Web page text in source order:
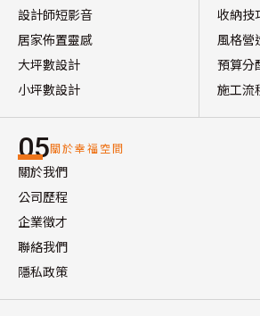
設計師短影音
居家佈置靈感
大坪數設計
小坪數設計
收納技
風格營
預算分
施工流
05關於幸福空間
關於我們
公司歷程
企業徵才
聯絡我們
隱私政策